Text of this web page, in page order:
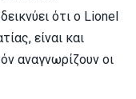
ότι ο Lionel
είναι και
αναγνωρίζουν οι